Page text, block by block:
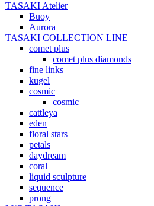
TASAKI Atelier
Buoy
Aurora
TASAKI COLLECTION LINE
comet plus
comet plus diamonds
fine links
kugel
cosmic
cosmic
cattleya
eden
floral stars
petals
daydream
coral
liquid sculpture
sequence
prong